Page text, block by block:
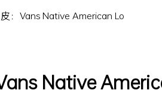
：Vans Native American Lo
Native